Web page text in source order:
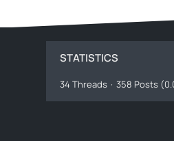
STATISTICS
34 Threads 358 Posts